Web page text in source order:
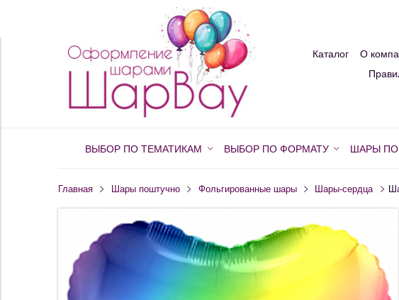
Каталог О
ВЫБОР ПО ТЕМАТИКАМ ВЫБОР ПО ФОРМАТУ ШАРЫ
Главная Шары поштучно Фольгированные шары Шары-сердца